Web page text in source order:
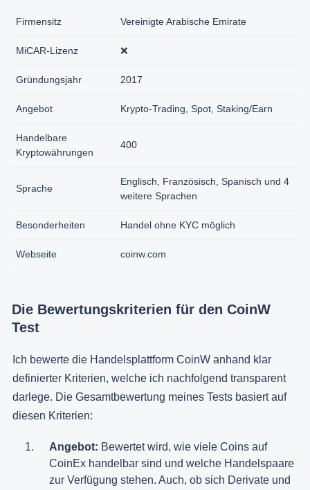
Firmensitz Vereinigte Arabische Emirate
MiCAR-Lizenz ❌
Gründungsjahr 2017
Angebot Krypto-Trading, Spot, Staking/Earn
Handelbare
Kryptowährungen
400
Sprache
Englisch, Französisch, Spanisch und 4
weitere Sprachen
Besonderheiten Handel ohne KYC möglich
Webseite coinw.com
Die Bewertungskriterien für den CoinW
Test
Ich bewerte die Handelsplattform CoinW anhand klar
definierter Kriterien, welche ich nachfolgend transparent
darlege. Die Gesamtbewertung meines Tests basiert auf
diesen Kriterien:
Angebot: Bewertet wird, wie viele Coins auf
CoinEx handelbar sind und welche Handelspaare
zur Verfügung stehen. Auch, ob sich Derivate und